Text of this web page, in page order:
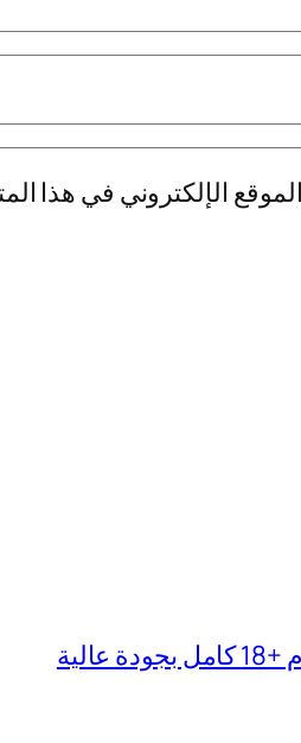
الإلكتروني في هذا